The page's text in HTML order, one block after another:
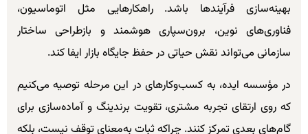
بهینه‌سازی فرآیندها باشد. راهکارهایی مثل اتوماسیون،
فناوری‌های نوین، برون‌سپاری هوشمند و بازطراحی ساختار
سازمانی می‌تواند نقش حیاتی در حفظ جایگاه بازار ایفا کند.
در مؤسسه ایده، به کسب‌وکارهای در این مرحله توصیه می‌کنیم
که روی ارتقای تجربه مشتری، تقویت برندینگ و آماده‌سازی برای
گام‌های بعدی تمرکز کنند. چراکه ثبات به‌معنای توقف نیست، بلکه